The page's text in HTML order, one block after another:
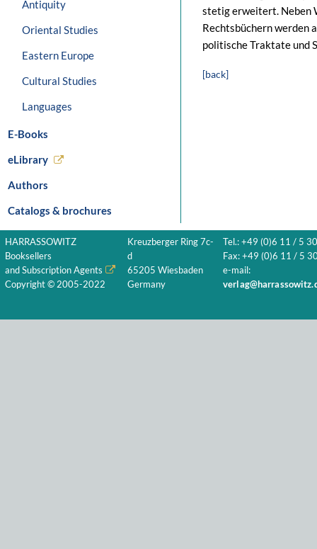
Antiquity
Oriental Studies
Eastern Europe
Cultural Studies
Languages
E-Books
eLibrary
Authors
Catalogs & brochures
stetig erweitert. Neben
Rechtsbüchern werden
politische Traktate und
[back]
HARRASSOWITZ
Booksellers
and Subscription Agents
Copyright © 2005-2022
Kreuzberger Ring 7c-
d
65205 Wiesbaden
Germany
Tel.: +49 (0)6 11 / 5
Fax: +49 (0)6 11 / 5
e-mail: